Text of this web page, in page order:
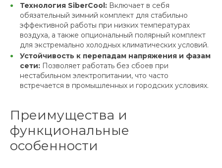
Технология SiberCool: Включает в себя
обязательный зимний комплект для стабильно
эффективной работы при низких температурах
воздуха, а также опциональный полярный комплект
для экстремально холодных климатических условий.
Устойчивость к перепадам напряжения и фазам
сети: Позволяет работать без сбоев при
нестабильном электропитании, что часто
встречается в промышленных и городских условиях.
Преимущества и
функциональные
особенности